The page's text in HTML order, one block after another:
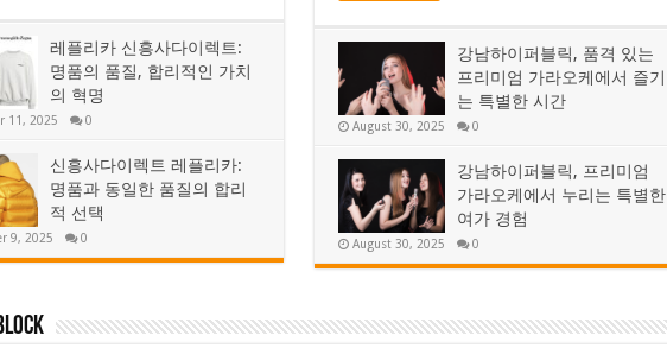
레플리카 신흥사다이렉트:
명품의 품질, 합리적인 가치
의 혁명
11, 2025 0
신흥사다이렉트 레플리카:
명품과 동일한 품질의 합리
적 선택
9, 2025 0
강남하이퍼블릭, 품격 있는
프리미엄 가라오케에서 즐기
는 특별한 시간
August 30, 2025 0
강남하이퍼블릭, 프리미엄
가라오케에서 누리는 특별한
여가 경험
August 30, 2025 0